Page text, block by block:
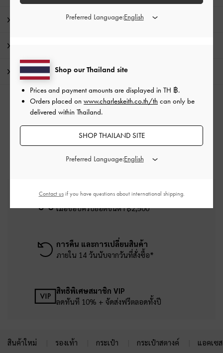
รายละเอียดสินค้า และคำแนะนำการดูแลรักษา
การจัดส่ง และการคืนสินค้า
หมวดหมู่ที่เกี่ยวข้อง
กระเป๋าสะพายไหล่
บริการจัดส่งฟรี
เมื่อช้อปครบยอดขั้นต่ำ ฿2,500
การคืน และการเปลี่ยนสินค้า
ภายใน 14 วันนับจากวันที่สั่งซื้อ*
สิทธิพิเศษสมาชิก VIP
ลดทันที 10% + จัดส่งฟรีตลอดทั้งปี
สินค้าใหม่ รองเท้า กระเป๋า กระเป๋าสตางค์ แอคเซ
Shop our Thailand site
Prices and payment amounts are displayed in TH ฿.
Orders placed on www.charleskeith.co.th/th can only be
delivered within Thailand.
SHOP THAILAND SITE
Preferred Language:
Preferred Language:
Contact usif you have questions about international shipping.